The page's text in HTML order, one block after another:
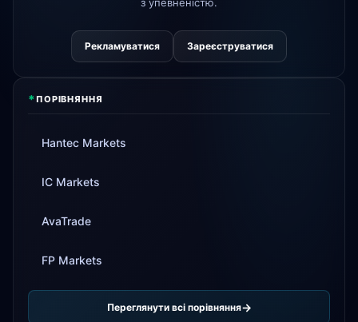
Рекламуватися Зареєструватися
*ПОРІВНЯННЯ
Hantec Markets
IC Markets
AvaTrade
FP Markets
Переглянути всі порівняння